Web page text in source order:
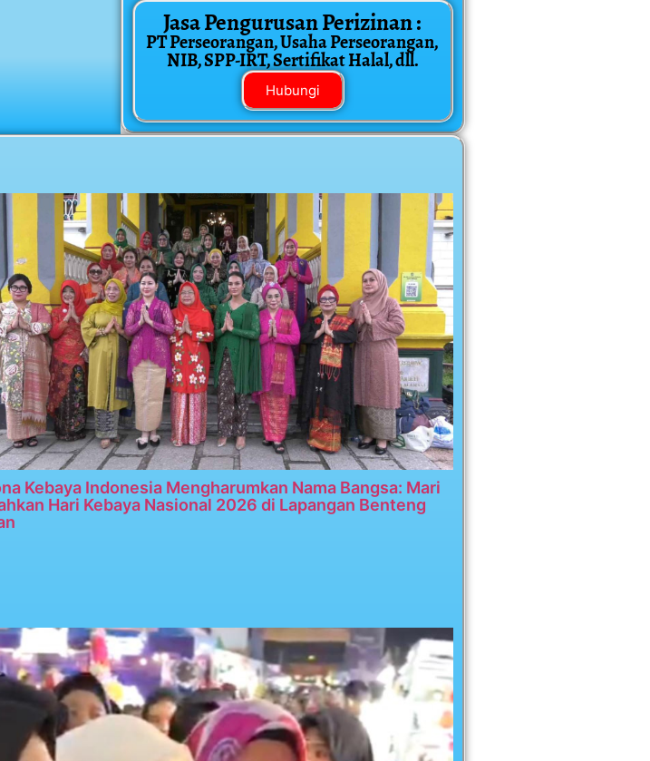
Jasa Pengurusan Perizinan :
PT Perseorangan, Usaha Perseorangan,
NIB, SPP-IRT, Sertifikat Halal, dll.
Hubungi
Kebaya Indonesia Mengharumkan Nama Bangsa: Mari
Hari Kebaya Nasional 2026 di Lapangan Benteng